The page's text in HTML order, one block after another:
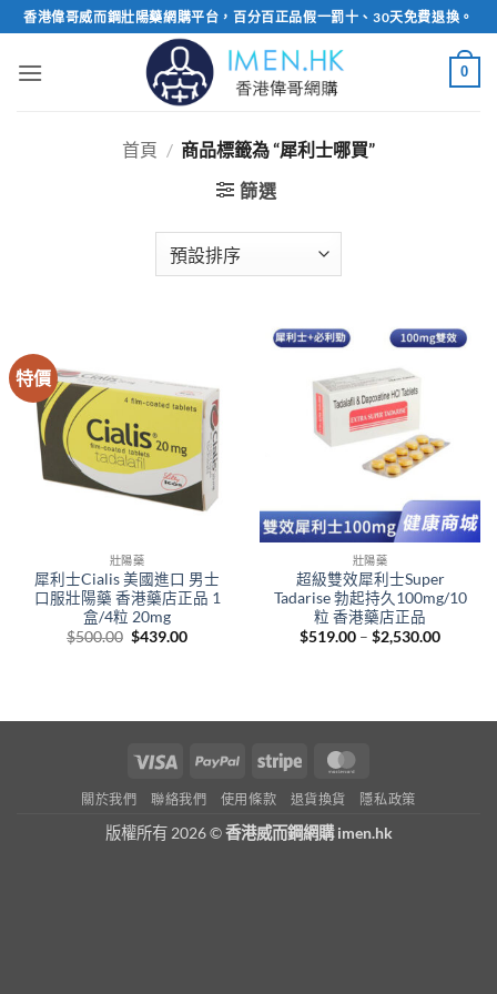
Skip
to
content
香港偉哥威而鋼壯陽藥網購平台，百分百正品假一罰十、30天免費退換。
0
首頁 / 商品標籤為 “犀利士哪買”
篩選
特價
壯陽藥
犀利士Cialis 美國進口 男士
口服壯陽藥 香港藥店正品 1
盒/4粒 20mg
$500.00 Original
$439.00Current
壯陽藥
超級雙效犀利士Super
Tadarise 勃起持久100mg/10
粒 香港藥店正品
$519.00 – $2,530.00Price
Visa PayPal Stripe
關於我們 聯絡我們 使用條款 退貨換貨 隱私政策
版權所有 2026 ©香港威而鋼網購 imen.hk